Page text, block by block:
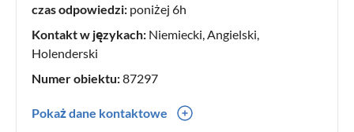
czas odpowiedzi: poniżej 6h
Kontakt w językach: Niemiecki, Angielski,
Holenderski
Numer obiektu:87297
Pokaż dane kontaktowe